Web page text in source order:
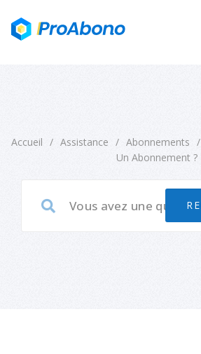
Accueil / Assistance / Abonnements /
Un Abonnement ?